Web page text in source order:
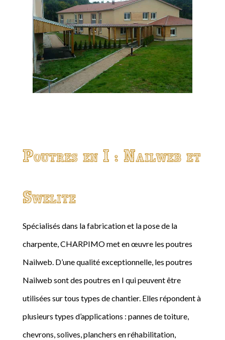
Poutres en I : Nailweb et
Swelite
Spécialisés dans la fabrication et la pose de la
charpente, CHARPIMO met en œuvre les poutres
Nailweb. D’une qualité exceptionnelle, les poutres
Nailweb sont des poutres en I qui peuvent être
utilisées sur tous types de chantier. Elles répondent à
plusieurs types d’applications : pannes de toiture,
chevrons, solives, planchers en réhabilitation,